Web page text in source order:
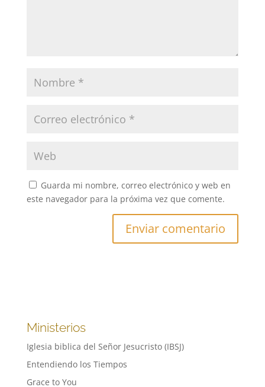
Guarda mi nombre, correo electrónico y web en
este navegador para la próxima vez que comente.
Ministerios
Iglesia biblica del Señor Jesucristo (IBSJ)
Entendiendo los Tiempos
Grace to You